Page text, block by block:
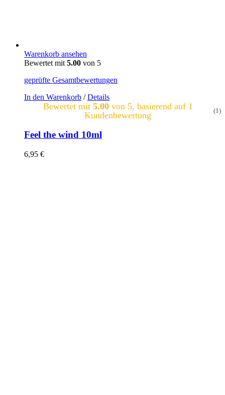
Warenkorb ansehen
Bewertet mit 5.00 von 5
geprüfte Gesamtbewertungen
In den Warenkorb / Details
Bewertet mit 5.00von 5, basierend auf 1
Kundenbewertung
(1)
Feel the wind 10ml
6,95 €